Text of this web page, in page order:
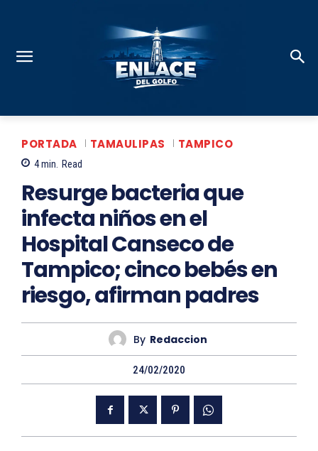
PORTADA TAMAULIPAS TAMPICO
4min. Read
Resurge bacteria que
infecta niños en el
Hospital Canseco de
Tampico; cinco bebés en
riesgo, afirman padres
By Redaccion
24/02/2020